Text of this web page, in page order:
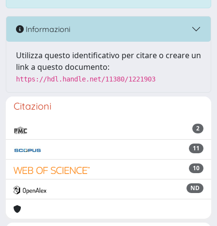
Informazioni
Utilizza questo identificativo per citare o creare un
link a questo documento:
https://hdl.handle.net/11380/1221903
Citazioni
2
11
10
ND